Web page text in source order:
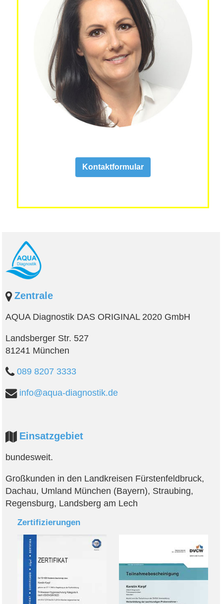
Kontaktformular
Zentrale
AQUA Diagnostik DAS ORIGINAL 2020 GmbH
Landsberger Str. 527
81241 München
089 8207 3333
info@aqua-diagnostik.de
Einsatzgebiet
bundesweit.
Großkunden in den Landkreisen Fürstenfeldbruck,
Dachau, Umland München (Bayern), Straubing,
Regensburg, Landsberg am Lech
Zertifizierungen